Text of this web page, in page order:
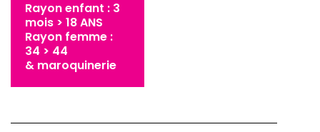
Rayon enfant : 3
mois > 18 ANS
Rayon femme :
34 > 44
& maroquinerie